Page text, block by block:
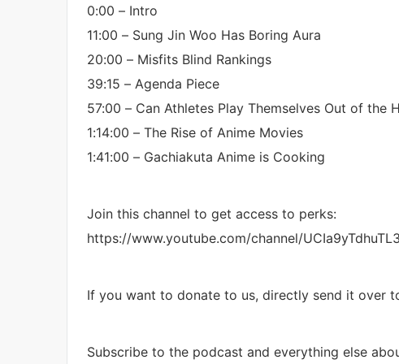
0:00 – Intro
11:00 – Sung Jin Woo Has Boring Aura
20:00 – Misfits Blind Rankings
39:15 – Agenda Piece
57:00 – Can Athletes Play Themselves Out of the
1:14:00 – The Rise of Anime Movies
1:41:00 – Gachiakuta Anime is Cooking
Join this channel to get access to perks:
https://www.youtube.com/channel/
If you want to donate to us, directly send it over
Subscribe to the podcast and everything else